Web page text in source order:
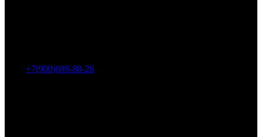
+7(900)089-88-26